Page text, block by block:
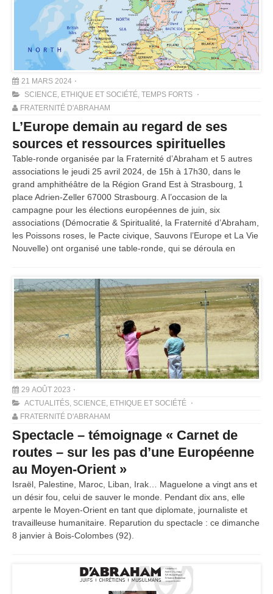
21 MARS 2024
SCIENCE, ETHIQUE ET SOCIÉTÉ, TEMPS FORTS
FRATERNITÉ D'ABRAHAM
L’Europe demain au regard de ses
sources et ressources spirituelles
Table-ronde organisée par la Fraternité d’Abraham et 5 autres
associations le jeudi 25 avril 2024, de 15h à 17h30, dans le
grand amphithéâtre de la Région Grand Est à Strasbourg, 1
place Adrien-Zeller 67000 Strasbourg. A l’occasion de la
campagne pour les élections européennes de juin, six
associations (Démocratie & Spiritualité, la Fraternité d’Abraham,
les Poissons roses, le Pacte civique, Sauvons l’Europe et La Vie
Nouvelle) ont organisé une table-ronde, qui se déroula en
29 AOÛT 2023
ACTUALITÉS, SCIENCE, ETHIQUE ET SOCIÉTÉ
FRATERNITÉ D'ABRAHAM
Spectacle – témoignage « Carnet de
routes – sur les pas d’une Européenne
au Moyen-Orient »
Israël, Palestine, Maroc, Liban, Irak… Maguelone a vingt ans et
un désir fou, celui de sauver le monde. Pendant dix ans, elle
arpente le Moyen-Orient en tant que diplomate, journaliste et
travailleuse humanitaire. Reparution du spectacle : ce dimanche
8 janvier à Bois-Colombes (92).